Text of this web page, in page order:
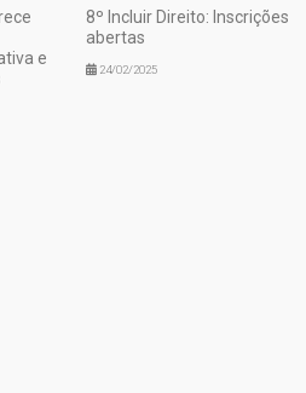
e
8º Incluir Direito: Inscrições
abertas
24/02/2025